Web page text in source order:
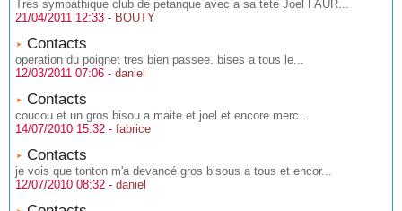
Tres sympathique club de petanque avec a sa tete Joel FAUR...
21/04/2011 12:33 - BOUTY
Contacts
operation du poignet tres bien passee. bises a tous le...
12/03/2011 07:06 - daniel
Contacts
coucou et un gros bisou a maite et joel et encore merc...
14/07/2010 15:32 - fabrice
Contacts
je vois que tonton m'a devancé gros bisous a tous et encor...
12/07/2010 08:32 - daniel